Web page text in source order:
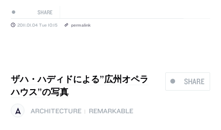
SHARE
2011.01.04 Tue 10:15 permalink
SHARE
ザハ・ハディドによる”広州オペラ
ハウス”の写真
ARCHITECTURE REMARKABLE